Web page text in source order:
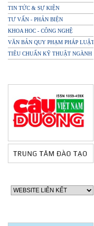
TIN TỨC & SỰ KIỆN
TƯ VẤN - PHẢN BIỆN
KHOA HOC - CÔNG NGHỆ
VĂN BẢN QUY PHẠM PHÁP LUẬT
TIÊU CHUẨN KỸ THUẬT NGÀNH